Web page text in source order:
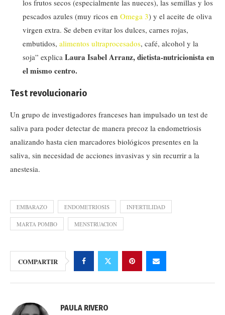
los frutos secos (especialmente las nueces), las semillas y los
pescados azules (muy ricos en Omega 3) y el aceite de oliva
virgen extra. Se deben evitar los dulces, carnes rojas,
embutidos, alimentos ultraprocesados, café, alcohol y la
soja” explica Laura Isabel Arranz, dietista-nutricionista en
el mismo centro.
Test revolucionario
Un grupo de investigadores franceses han impulsado un test de
saliva para poder detectar de manera precoz la endometriosis
analizando hasta cien marcadores biológicos presentes en la
saliva, sin necesidad de acciones invasivas y sin recurrir a la
anestesia.
EMBARAZO ENDOMETRIOSIS INFERTILIDAD
MARTA POMBO MENSTRUACION
COMPARTIR
PAULA RIVERO